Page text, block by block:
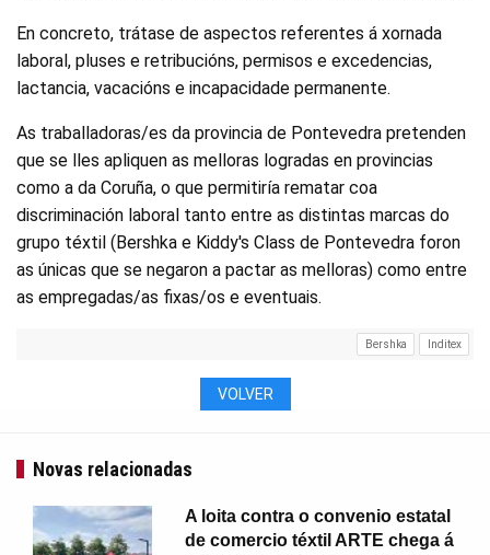
En concreto, trátase de aspectos referentes á xornada
laboral, pluses e retribucións, permisos e excedencias,
lactancia, vacacións e incapacidade permanente.
As traballadoras/es da provincia de Pontevedra pretenden
que se lles apliquen as melloras logradas en provincias
como a da Coruña, o que permitiría rematar coa
discriminación laboral tanto entre as distintas marcas do
grupo téxtil (Bershka e Kiddy's Class de Pontevedra foron
as únicas que se negaron a pactar as melloras) como entre
as empregadas/as fixas/os e eventuais.
Bershka Inditex
VOLVER
Novas relacionadas
A loita contra o convenio estatal
de comercio téxtil ARTE chega á